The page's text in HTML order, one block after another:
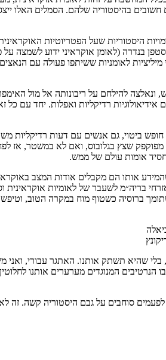
חשובים בהיסטוריה שלהם. הסמלים האלו
היסטוריות שעל הפטריוטיות
(לאומן אוקראיני ידוע לשמצה על
להילחם על ריבונותה אל מול
רדיקליות ואפלות. יחד עם כל
ביטוי, גם אנשים עם דעות רדיקליות
שצץ בגלובוס, ואם לא במשטר, אז
אומות עולם של ממש.
אותו הם מקבלים אודות המצב
לשעבר של לאומיות אוקראינית
ברוסיה כשטוף מוח במקרה הטוב,
בלי שהיא תשתק אותנו. האתגר עבורי,
המנוגדים מערערים אותנו
סוחבים על גבם היסטוריה קשה. זה